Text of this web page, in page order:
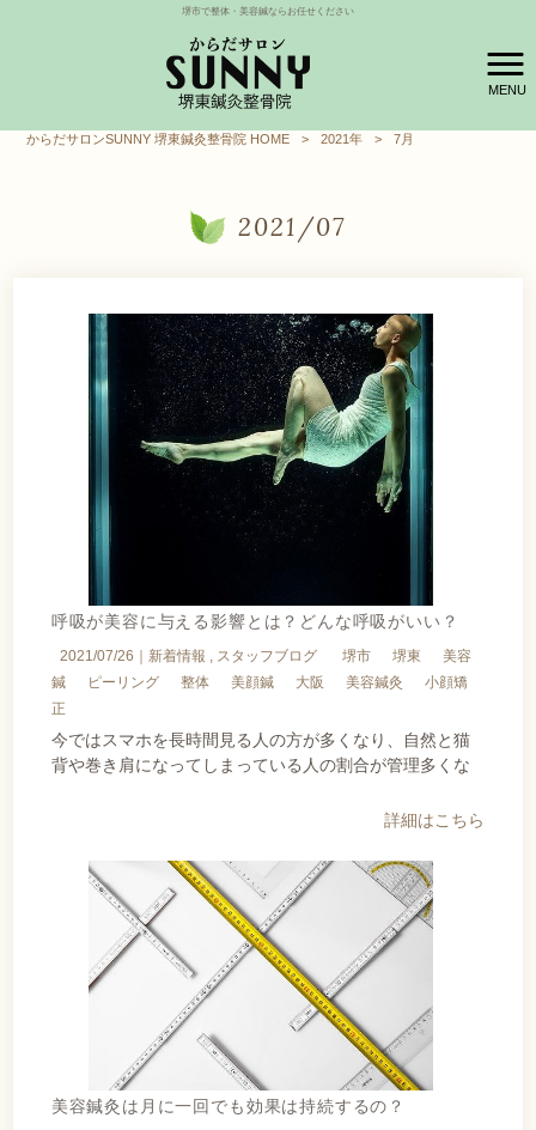
堺市で整体・美容鍼ならお任せください
MENU
からだサロンSUNNY 堺東鍼灸整骨院 HOME > 2021年 > 7月
2021/07
呼吸が美容に与える影響とは？どんな呼吸がいい？
2021/07/26｜ 新着情報 スタッフブログ 堺市 堺東
美容
鍼
ピーリング 整体 美顔鍼 大阪 美容鍼灸
小顔矯
正
今ではスマホを長時間見る人の方が多くなり、自然と猫
背や巻き肩になってしまっている人の割合が管理多くな
詳細はこちら
美容鍼灸は月に一回でも効果は持続するの？